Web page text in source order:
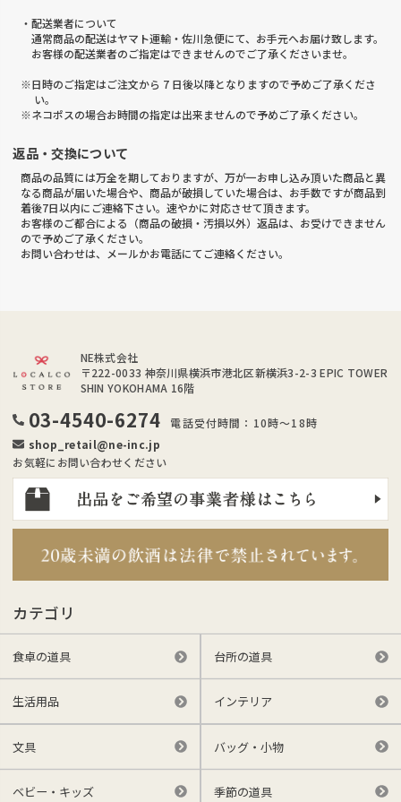
・配送業者について
通常商品の配送はヤマト運輸・佐川急便にて、お手元へお届け致します。
お客様の配送業者のご指定はできませんのでご了承くださいませ。
※日時のご指定はご注文から 7 日後以降となりますので予めご了承くださ
い。
※ネコポスの場合お時間の指定は出来ませんので予めご了承ください。
返品・交換について
商品の品質には万全を期しておりますが、万が一お申し込み頂いた商品と異
なる商品が届いた場合や、商品が破損していた場合は、お手数ですが商品到
着後7日以内にご連絡下さい。速やかに対応させて頂きます。
お客様のご都合による（商品の破損・汚損以外）返品は、お受けできません
ので予めご了承ください。
お問い合わせは、メールかお電話にてご連絡ください。
NE株式会社
〒222-0033 神奈川県横浜市港北区新横浜3-2-3 EPIC TOWER
SHIN YOKOHAMA 16階
03-4540-6274
電話受付時間：10時～18時
shop_retail@ne-inc.jp
お気軽にお問い合わせください
カテゴリ
食卓の道具 台所の道具
生活用品 インテリア
文具 バッグ・小物
ベビー・キッズ 季節の道具